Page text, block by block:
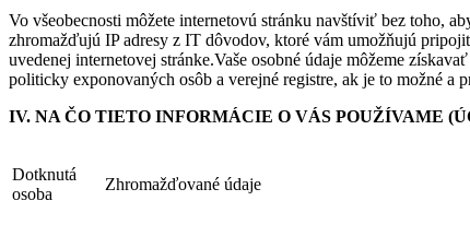
Vo všeobecnosti môžete internetovú stránku navštíviť bez toho,
zhromažďujú IP adresy z IT dôvodov, ktoré vám umožňujú
uvedenej internetovej stránke.Vaše osobné údaje môžeme
politicky exponovaných osôb a verejné registre, ak je to možné a
IV. NA ČO TIETO INFORMÁCIE O VÁS POUŽÍVAME
Dotknutá
osoba
Zhromažďované údaje